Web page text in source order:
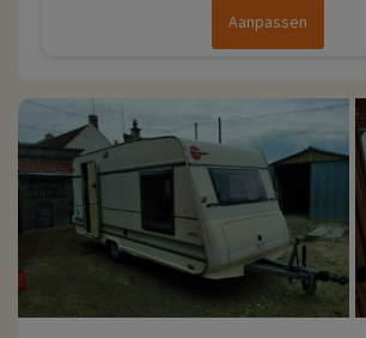
Aanpassen